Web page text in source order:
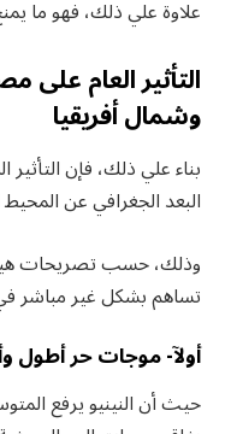
علاوة علي ذلك، فهو ما
التأثير العام
وشمال أفريقيا
بناء علي ذلك، فإن
البعد الجغرافي عن
وذلك، حسب تصريحات
تساهم بشكل غير مباشر
أولآ- موجات حر أطول
حيث أن النينيو يرفع